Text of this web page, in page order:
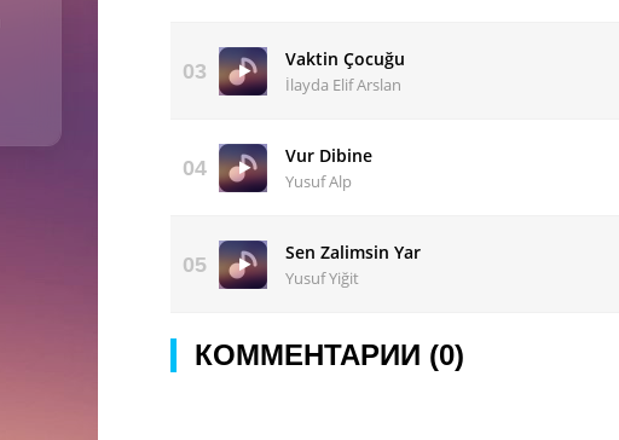
03
Vaktin Çocuğu
İlayda Elif Arslan
04
Vur Dibine
Yusuf Alp
05
Sen Zalimsin Yar
Yusuf Yiğit
КОММЕНТАРИИ (0)